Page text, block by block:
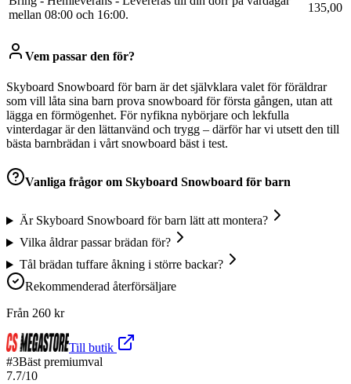
mellan 08:00 och 16:00.
135,00
Vem passar den för?
Skyboard Snowboard för barn är det självklara valet för föräldrar
som vill låta sina barn prova snowboard för första gången, utan att
lägga en förmögenhet. För nyfikna nybörjare och lekfulla
vinterdagar är den lättanvänd och trygg – därför har vi utsett den till
bästa barnbrädan i vårt snowboard bäst i test.
Vanliga frågor om Skyboard Snowboard för barn
Är Skyboard Snowboard för barn lätt att montera?
Vilka åldrar passar brädan för?
Tål brädan tuffare åkning i större backar?
Rekommenderad återförsäljare
Från 260 kr
Till butik
#3Bäst premiumval
7.7/10